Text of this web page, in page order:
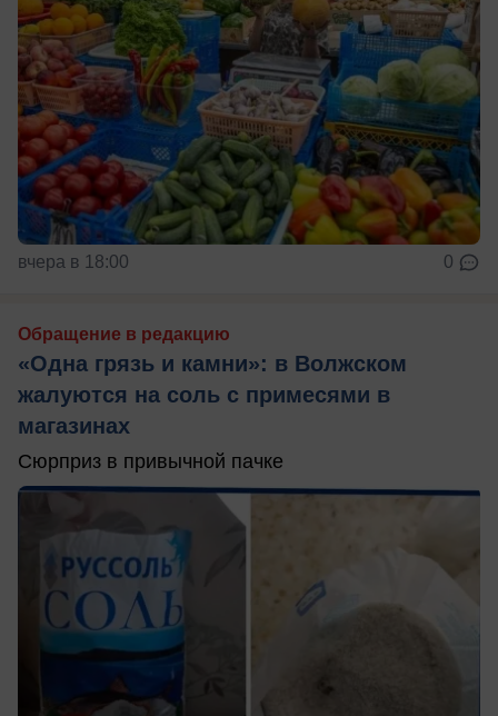
вчера в 18:00 0
Обращение в редакцию
«Одна грязь и камни»: в Волжском
жалуются на соль с примесями в
магазинах
Сюрприз в привычной пачке